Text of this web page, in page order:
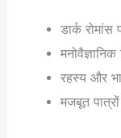
डार्क
रहस्य और
मजबूत